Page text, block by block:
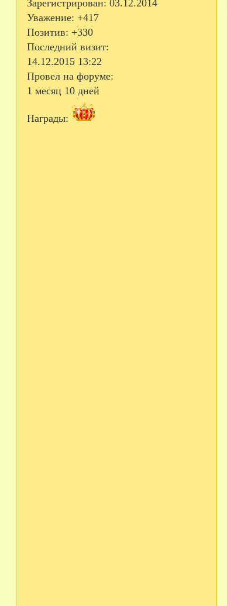
Зарегистрирован: 03.12.2014
Уважение: +417
Позитив: +330
Последний визит:
14.12.2015 13:22
Провел на форуме:
1 месяц 10 дней
Награды: